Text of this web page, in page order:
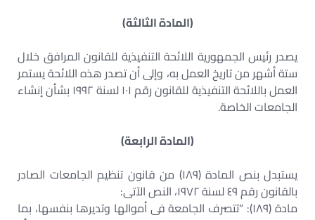
(المادة الثالثة)
يصدر رئيس الجمهورية اللائحة التنفيذية للقانون المرافق خلال
ستة أشهر من تاريخ العمل به، وإلى أن تصدر هذه اللائحة يستمر
العمل باللائحة التنفيذية للقانون رقم ١٠١ لسنة ١٩٩٢ بشأن إنشاء
الجامعات الخاصة.
(المادة الرابعة)
يستبدل بنص المادة (١٨٩) من قانون تنظيم الجامعات الصادر
بالقانون رقم ٤٩ لسنة ١٩٧٢، النص الآتى:
مادة (١٨٩): “تتصرف الجامعة فى أموالها وتديرها بنفسها، بما